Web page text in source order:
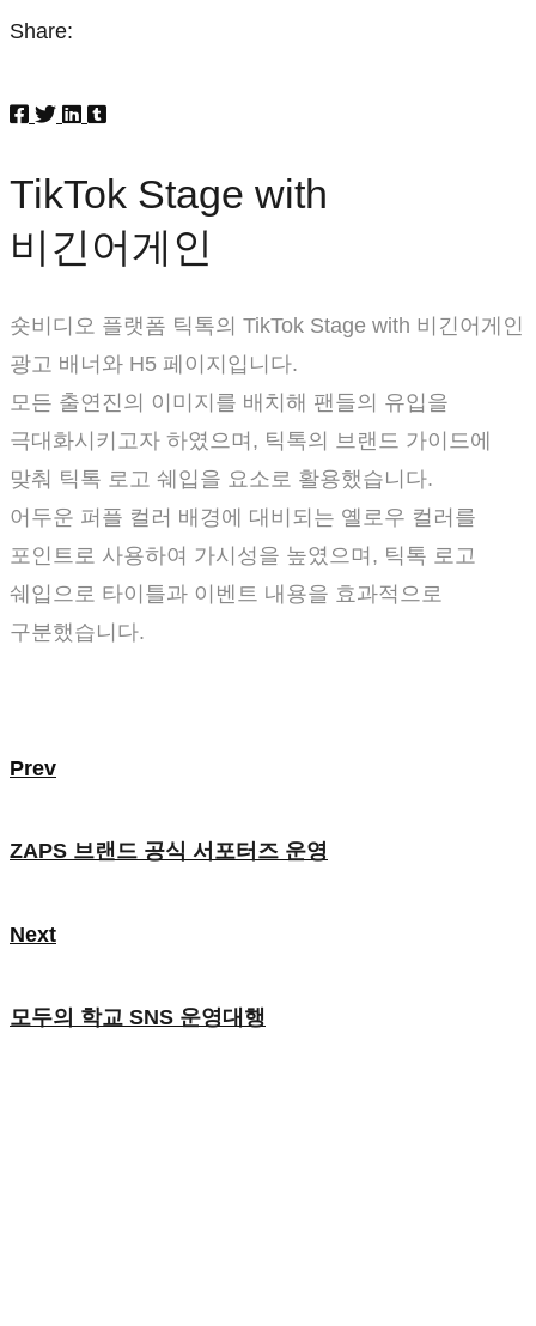
Share:
TikTok Stage with
비긴어게인
숏비디오 플랫폼 틱톡의 TikTok Stage with 비긴어게인
광고 배너와 H5 페이지입니다.
모든 출연진의 이미지를 배치해 팬들의 유입을
극대화시키고자 하였으며, 틱톡의 브랜드 가이드에
맞춰 틱톡 로고 쉐입을 요소로 활용했습니다.
어두운 퍼플 컬러 배경에 대비되는 옐로우 컬러를
포인트로 사용하여 가시성을 높였으며, 틱톡 로고
쉐입으로 타이틀과 이벤트 내용을 효과적으로
구분했습니다.
Prev
ZAPS 브랜드 공식 서포터즈 운영
Next
모두의 학교 SNS 운영대행